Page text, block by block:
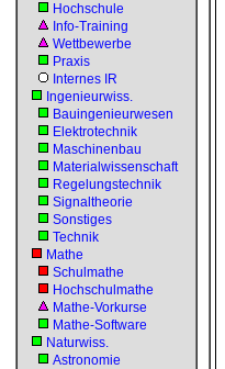
Hochschule
Info-Training
Wettbewerbe
Praxis
Internes IR
Ingenieurwiss.
Bauingenieurwesen
Elektrotechnik
Maschinenbau
Materialwissenschaft
Regelungstechnik
Signaltheorie
Sonstiges
Technik
Mathe
Schulmathe
Hochschulmathe
Mathe-Vorkurse
Mathe-Software
Naturwiss.
Astronomie